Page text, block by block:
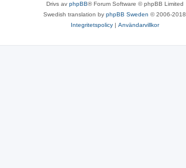
Drivs av phpBB® Forum Software © phpBB Limited
Swedish translation by phpBB Sweden © 2006-2018
Integritetspolicy| Användarvillkor